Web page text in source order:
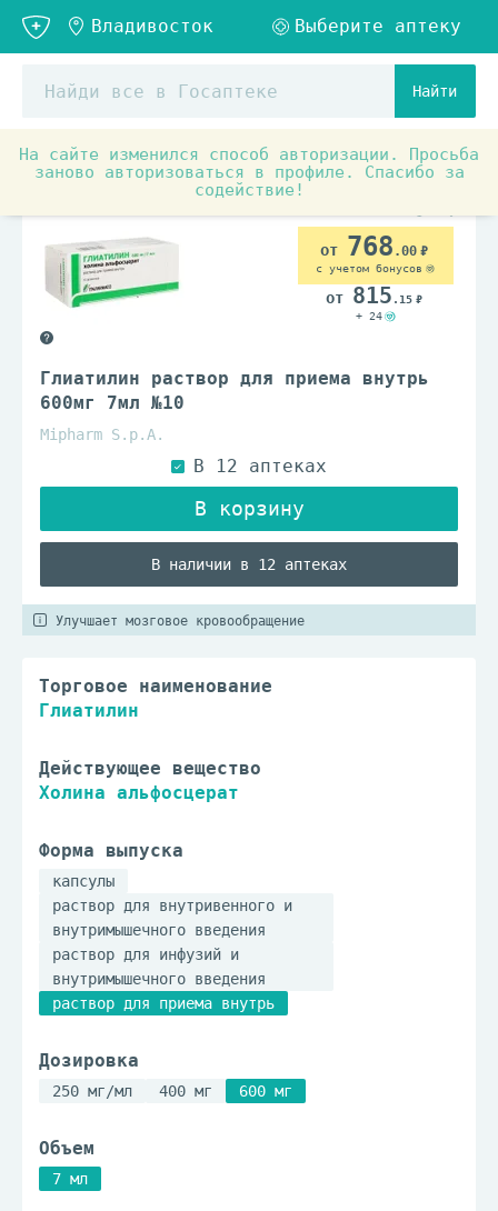
Найти
На сайте изменился способ авторизации. Просьба
заново авторизоваться в профиле. Спасибо за
содействие!
Аптечные товары Препараты при заболеваниях
Глиатилин раствор для приема внутрь
600мг 7мл №10
Mipharm S.p.A.
В наличии в 12 аптеках
768 .00
с учетом бонусов
815 .15
+ 24
Улучшает мозговое кровообращение
Торговое наименование
Глиатилин
Действующее вещество
Холина альфосцерат
Форма выпуска
капсулы
раствор для внутривенного и
внутримышечного введения
раствор для инфузий и
внутримышечного введения
раствор для приема внутрь
Дозировка
250 мг/мл 400 мг 600 мг
Объем
7 мл